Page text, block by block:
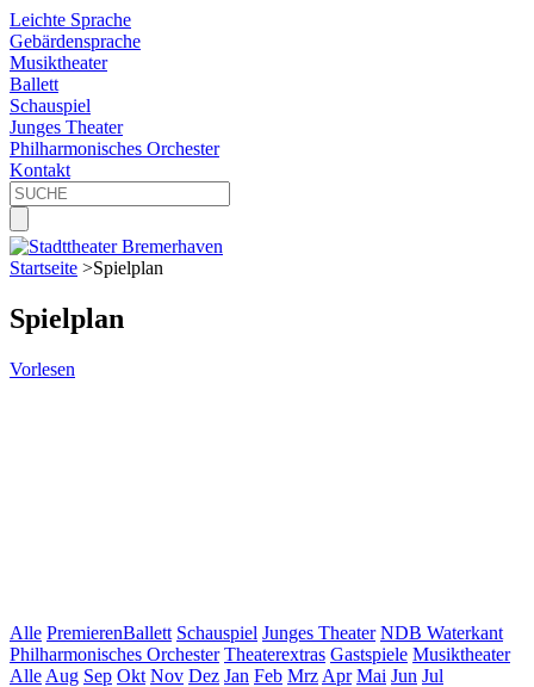
Leichte Sprache
Gebärdensprache
Musiktheater
Ballett
Schauspiel
Junges Theater
Philharmonisches Orchester
Kontakt
Startseite >Spielplan
Spielplan
Vorlesen
Alle PremierenBallett Schauspiel Junges Theater NDB Waterkant
Philharmonisches Orchester Theaterextras Gastspiele Musiktheater
Alle Aug Sep Okt Nov Dez Jan Feb Mrz Apr Mai Jun Jul